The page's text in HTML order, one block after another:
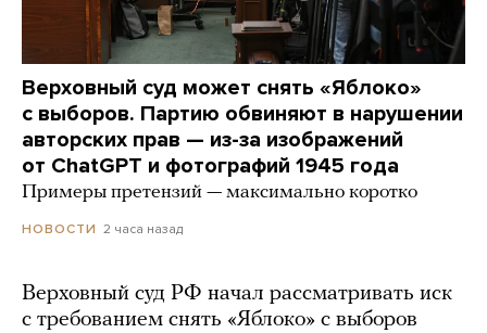
Верховный суд может снять «Яблоко»
с выборов. Партию обвиняют в нарушении
авторских прав — из-за изображений
от ChatGPT и фотографий 1945 года
Примеры претензий — максимально коротко
НОВОСТИ 2 часа назад
Верховный суд РФ начал рассматривать иск
с требованием снять «Яблоко» с выборов